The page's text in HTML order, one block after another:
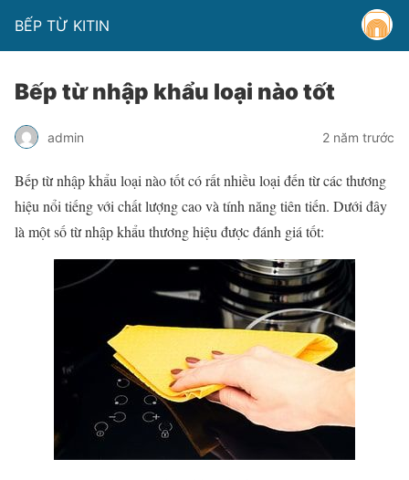
BẾP TỪ KITIN
Bếp từ nhập khẩu loại nào tốt
admin 2 năm trước
Bếp từ nhập khẩu loại nào tốt có rất nhiều loại đến từ các thương
hiệu nổi tiếng với chất lượng cao và tính năng tiên tiến. Dưới đây
là một số từ nhập khẩu thương hiệu được đánh giá tốt: